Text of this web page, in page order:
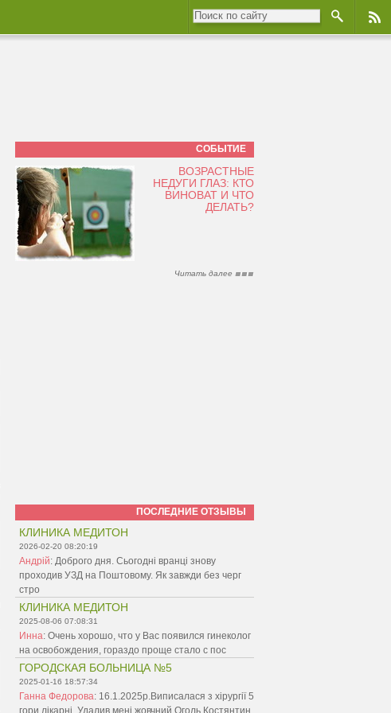
СОБЫТИЕ
ВОЗРАСТНЫЕ
НЕДУГИ ГЛАЗ: КТО
ВИНОВАТ И ЧТО
ДЕЛАТЬ?
Читать далее
ПОСЛЕДНИЕ ОТЗЫВЫ
КЛИНИКА МЕДИТОН
2026-02-20 08:20:19
Андрій: Доброго дня. Сьогодні вранці знову
проходив УЗД на Поштовому. Як завжди без черг
стро
КЛИНИКА МЕДИТОН
2025-08-06 07:08:31
Инна: Очень хорошо, что у Вас появился гинеколог
на освобождения, гораздо проще стало с пос
ГОРОДСКАЯ БОЛЬНИЦА №5
2025-01-16 18:57:34
Ганна Федорова: 16.1.2025р.Виписалася з хірургії 5
гори.лікарні. Удалив мені жовчний Оголь Костянтин